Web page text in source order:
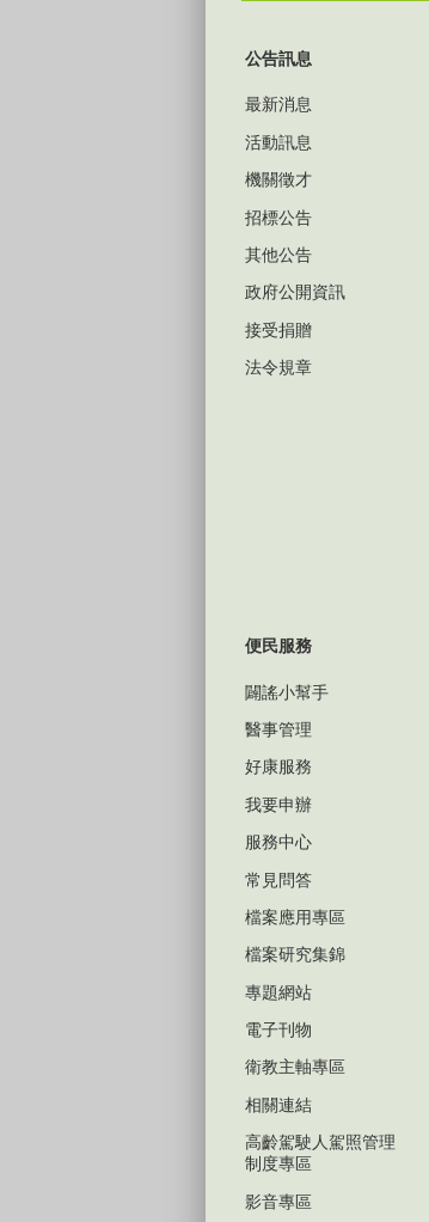
公告訊息
最新消息
活動訊息
機關徵才
招標公告
其他公告
政府公開資訊
接受捐贈
法令規章
便民服務
闢謠小幫手
醫事管理
好康服務
我要申辦
服務中心
常見問答
檔案應用專區
檔案研究集錦
專題網站
電子刊物
衛教主軸專區
相關連結
高齡駕駛人駕照管理
制度專區
影音專區